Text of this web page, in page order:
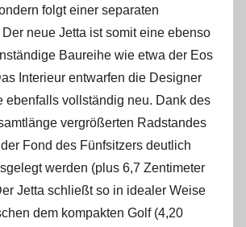
folgt einer separaten
neue Jetta ist somit eine ebenso
Baureihe wie etwa der Eos
Interieur entwarfen die Designer
ebenfalls vollständig neu. Dank des
vergrößerten Radstandes
Fond des Fünfsitzers deutlich
werden (plus 6,7 Zentimeter
Jetta schließt so in idealer Weise
dem kompakten Golf (4,20